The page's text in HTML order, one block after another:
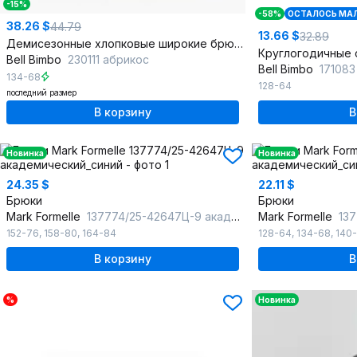
-15%
38.26 $44.79
Демисезонные хлопковые широкие брюки для девочки
Bell Bimbo 230111 абрикос
134-68
последний размер
В корзину
-58% ОСТАЛОСЬ
13.66 $32.89
Bell Bimbo
128-64
Новинка
24.35 $
Брюки
Mark Formelle 137774/25-42647Ц-9 академический_синий
152-76, 158-80, 164-84
В корзину
Новинка
22.11 $
Брюки
Mark Formelle
128-64, 134-68,
% Новинка